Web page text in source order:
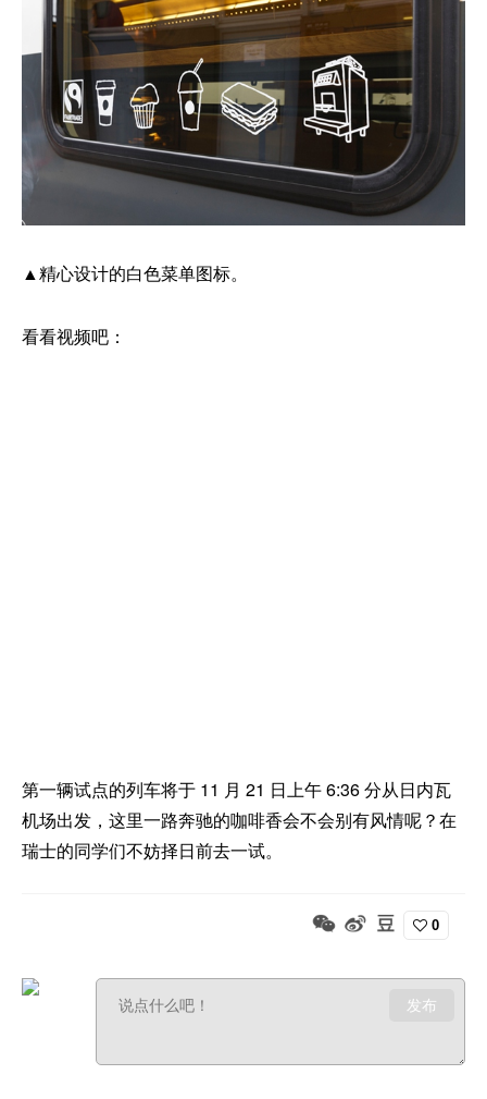
▲精心设计的白色菜单图标。
看看视频吧：
第一辆试点的列车将于 11 月 21 日上午 6:36 分从日内瓦
机场出发，这里一路奔驰的咖啡香会不会别有风情呢？在
瑞士的同学们不妨择日前去一试。
0
发布